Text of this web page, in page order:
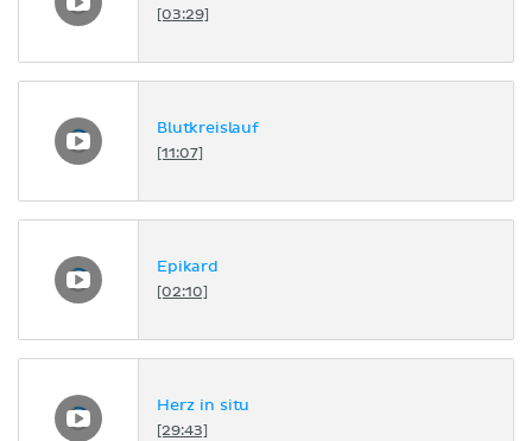
[03:29]
Blutkreislauf
[11:07]
Epikard
[02:10]
Herz in situ
[29:43]